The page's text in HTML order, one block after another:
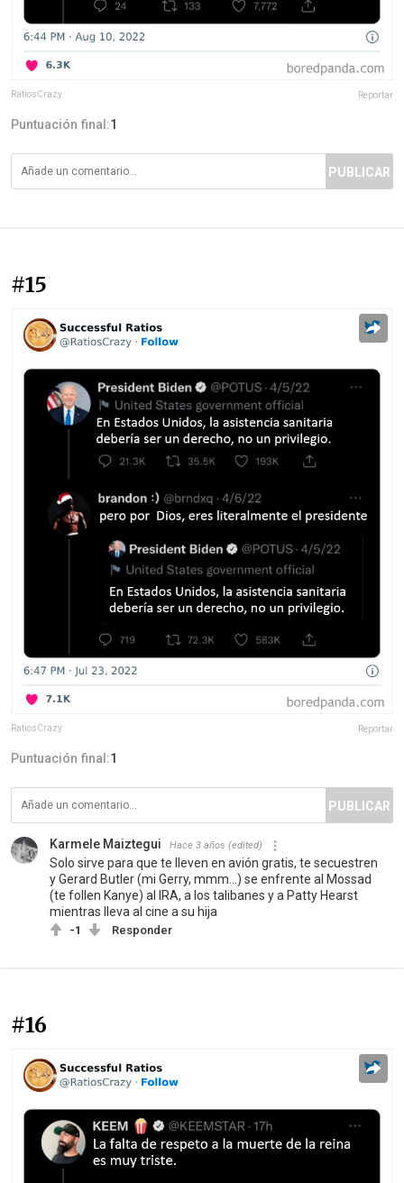
RatiosCrazy Reportar
Puntuación final:1
PUBLICAR
#15
RatiosCrazy Reportar
Puntuación final:1
PUBLICAR
Karmele Maiztegui Hace 3 años (edited)
Solo sirve para que te lleven en avión gratis, te secuestren
y Gerard Butler (mi Gerry, mmm...) se enfrente al Mossad
(te follen Kanye) al IRA, a los talibanes y a Patty Hearst
mientras lleva al cine a su hija
-1 Responder
#16